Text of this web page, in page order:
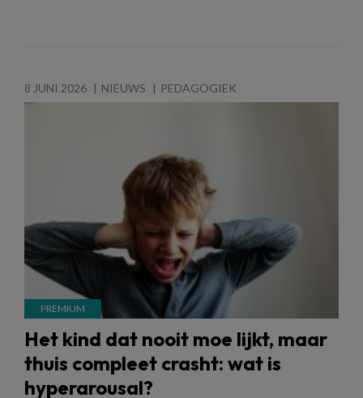
8 JUNI 2026 NIEUWS PEDAGOGIEK
Het kind dat nooit moe lijkt, maar
thuis compleet crasht: wat is
hyperarousal?